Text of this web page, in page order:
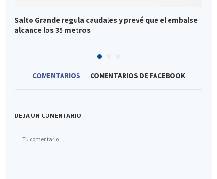
Salto Grande regula caudales y prevé que el embalse
alcance los 35 metros
COMENTARIOS COMENTARIOS DE FACEBOOK
DEJA UN COMENTARIO